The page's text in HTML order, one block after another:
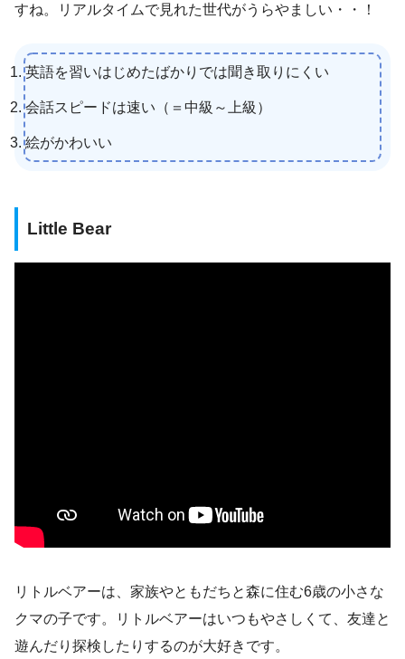
すね。リアルタイムで見れた世代がうらやましい・・！
英語を習いはじめたばかりでは聞き取りにくい
会話スピードは速い（＝中級～上級）
絵がかわいい
Little Bear
リトルベアーは、家族やともだちと森に住む6歳の小さな
クマの子です。リトルベアーはいつもやさしくて、友達と
遊んだり探検したりするのが大好きです。